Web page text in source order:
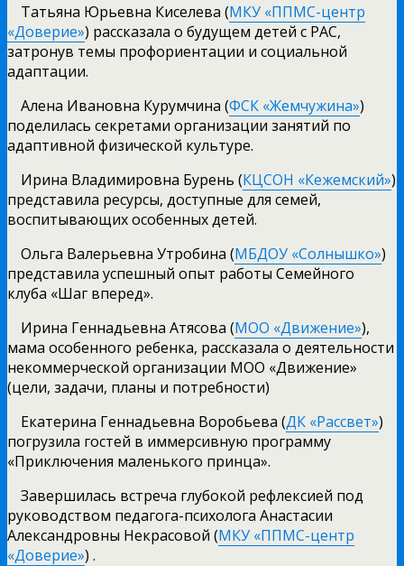
Татьяна Юрьевна Киселева (МКУ «ППМС-центр
«Доверие») рассказала о будущем детей с РАС,
затронув темы профориентации и социальной
адаптации.
Алена Ивановна Курумчина (ФСК «Жемчужина»)
поделилась секретами организации занятий по
адаптивной физической культуре.
Ирина Владимировна Бурень (КЦСОН «Кежемский»)
представила ресурсы, доступные для семей,
воспитывающих особенных детей.
Ольга Валерьевна Утробина (МБДОУ «Солнышко»)
представила успешный опыт работы Семейного
клуба «Шаг вперед».
Ирина Геннадьевна Атясова (МОО «Движение»),
мама особенного ребенка, рассказала о деятельности
некоммерческой организации МОО «Движение»
(цели, задачи, планы и потребности)
Екатерина Геннадьевна Воробьева (ДК «Рассвет»)
погрузила гостей в иммерсивную программу
«Приключения маленького принца».
Завершилась встреча глубокой рефлексией под
руководством педагога-психолога Анастасии
Александровны Некрасовой (МКУ «ППМС-центр
«Доверие») .